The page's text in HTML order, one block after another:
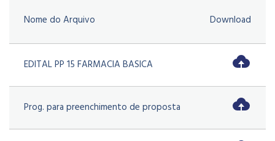
Nome do Arquivo Download
EDITAL PP 15 FARMACIA BASICA
Prog. para preenchimento de proposta